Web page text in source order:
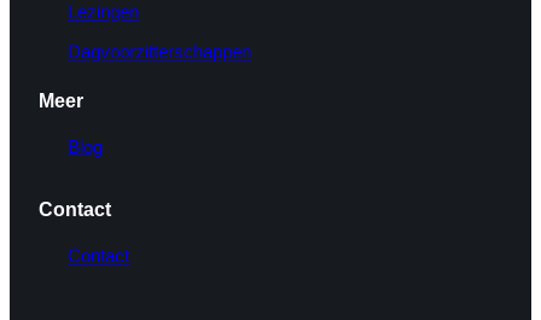
Lezingen
Dagvoorzitterschappen
Meer
Blog
Contact
Contact